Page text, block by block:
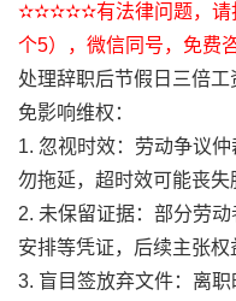
✫✫✫✫✫有法律问题，请
个5），微信同号，免
处理辞职后节假日三倍
免影响维权：
1. 忽视时效：劳动争议
勿拖延，超时效可能丧失
2. 未保留证据：部分劳
安排等凭证，后续主张权
3. 盲目签放弃文件：离职